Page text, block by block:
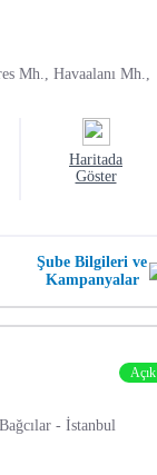
Mh., Havaalanı Mh.,
Haritada
Göster
Şube Bilgileri ve
Kampanyalar
Açık
- İstanbul